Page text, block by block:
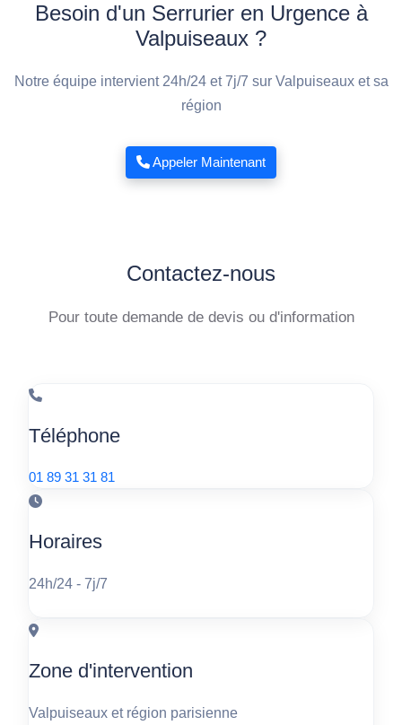
Besoin d'un Serrurier en Urgence à
Valpuiseaux ?
Notre équipe intervient 24h/24 et 7j/7 sur Valpuiseaux et sa
région
Appeler Maintenant
Contactez-nous
Pour toute demande de devis ou d'information
Téléphone
01 89 31 31 81
Horaires
24h/24 - 7j/7
Zone d'intervention
Valpuiseaux et région parisienne